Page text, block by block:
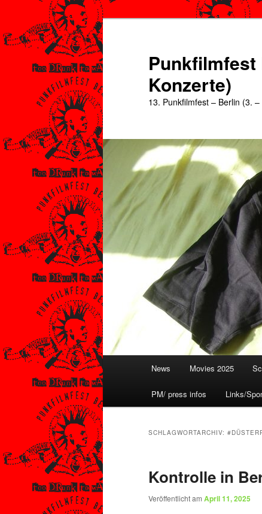
primären
springen
sekundären
springen
Konzerte)
13. Punkfilmfest – Berlin (3.
News Movies 2025
PM/ press infos Links/
SCHLAGWORTARCHIV:
Kontrolle in
Veröffentlicht am April 11, 2025